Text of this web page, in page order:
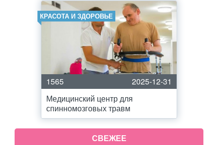
КРАСОТА И ЗДОРОВЬЕ
1565
2025-12-31
Медицинский центр для
спинномозговых травм
СВЕЖЕЕ